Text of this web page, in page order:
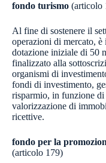
fondo turismo (articolo
Al fine di sostenere il
operazioni di mercato,
dotazione iniziale di 50
finalizzato alla
organismi di
fondi di investimento,
risparmio, in funzione
valorizzazione di
ricettive.
fondo per la
(articolo 179)